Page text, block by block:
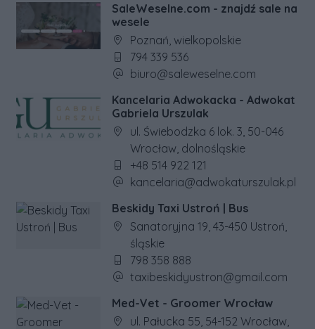
SaleWeselne.com - znajdź sale na
wesele
Adres firmy:
Poznań, wielkopolskie
Numer telefonu firmy:
794 339 536
Adres e-mail firmy:
biuro@saleweselne.com
Kancelaria Adwokacka - Adwokat
Gabriela Urszulak
Adres firmy:
ul. Świebodzka 6 lok. 3, 50-046
Wrocław, dolnośląskie
Numer telefonu firmy:
+48 514 922 121
Adres e-mail firmy:
kancelaria@adwokaturszulak.pl
Beskidy Taxi Ustroń | Bus
Adres firmy:
Sanatoryjna 19, 43-450 Ustroń,
śląskie
Numer telefonu firmy:
798 358 888
Adres e-mail firmy:
taxibeskidyustron@gmail.com
Med-Vet - Groomer Wrocław
Adres firmy:
ul. Pałucka 55, 54-152 Wrocław,